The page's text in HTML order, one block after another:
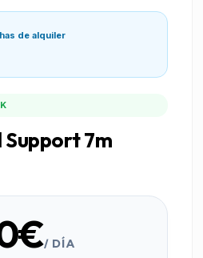
de alquiler
Support 7m
/ DÍA